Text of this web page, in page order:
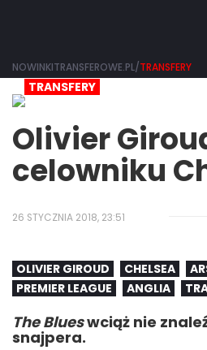
NOWINKITRANSFEROWE.PL/TRANSFERY
TRANSFERY
Olivier
celowniku
26 STYCZNIA 2018, 23:51
OLIVIER GIROUD CHELSEA
PREMIER LEAGUE
ANGLIA
The Blueswciąż nie
snajpera.